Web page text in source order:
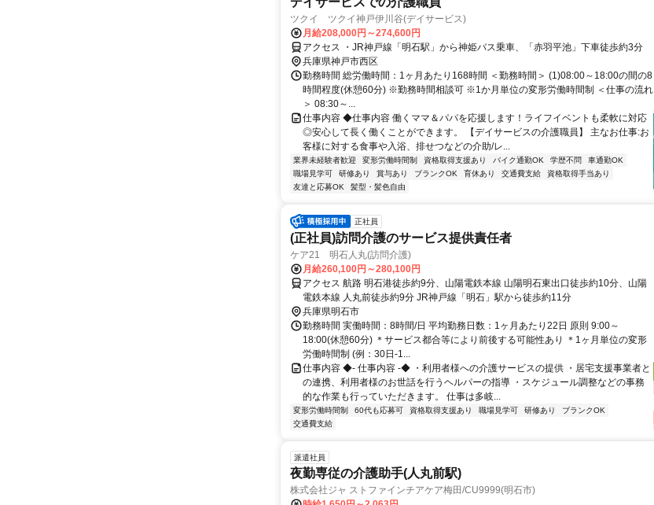
ツクイ ツクイ神戸伊川谷(デイサービス)
月給208,000円～274,600円
アクセス ・JR神戸線「明石駅」から神姫バス乗車、「赤羽平池」下車徒歩約3分
兵庫県神戸市西区
勤務時間 総労働時間：1ヶ月あたり168時間 ＜勤務時間＞ (1)08:00～18:00の間の8
時間程度(休憩60分) ※勤務時間相談可 ※1か月単位の変形労働時間制 ＜仕事の流れ
＞ 08:30～...
仕事内容 ◆仕事内容 働くママ＆パパを応援します！ライフイベントも柔軟に対応
◎安心して長く働くことができます。 【デイサービスの介護職員】 主なお仕事:お
客様に対する食事や入浴、排せつなどの介助/レ...
業界未経験者歓迎 変形労働時間制 資格取得支援あり バイク通勤OK 学歴不問
車通勤OK
職場見学可
研修あり 賞与あり ブランクOK 育休あり 交通費支給
資格取得手当あり
友達と応募OK
髪型・髪色自由
正社員
(正社員)訪問介護のサービス提供責任者
ケア21 明石人丸(訪問介護)
月給260,100円～280,100円
アクセス 航路 明石港徒歩約9分、山陽電鉄本線 山陽明石東出口徒歩約10分、山陽
電鉄本線 人丸前徒歩約9分 JR神戸線「明石」駅から徒歩約11分
兵庫県明石市
勤務時間 実働時間：8時間/日 平均勤務日数：1ヶ月あたり22日 原則 9:00～
18:00(休憩60分) ＊サービス都合等により前後する可能性あり ＊1ヶ月単位の変形
労働時間制 (例：30日-1...
仕事内容 ◆- 仕事内容 -◆ ・利用者様への介護サービスの提供 ・居宅支援事業者と
の連携、利用者様のお世話を行うヘルパーの指導 ・スケジュール調整などの事務
的な作業も行っていただきます。 仕事は多岐...
変形労働時間制 60代も応募可 資格取得支援あり 職場見学可 研修あり
ブランクOK
交通費支給
派遣社員
夜勤専従の介護助手(人丸前駅)
株式会社ジャ ストファインチアケア梅田/CU9999(明石市)